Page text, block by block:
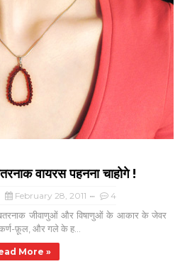
वायरस पहनना चाहोगे !
February 28, 2011 4
खतरनाक जीवाणुओं और विषाणुओं के आकार के जेवर
कर्ण-फ़ूल, और गले के ह...
More »